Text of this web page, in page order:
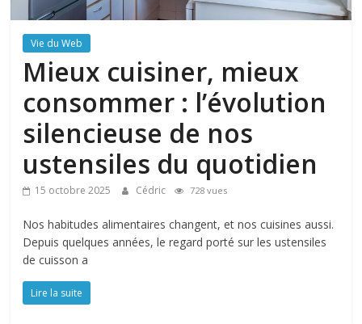
Vie du Web
Mieux cuisiner, mieux
consommer : l’évolution
silencieuse de nos
ustensiles du quotidien
15 octobre 2025 Cédric 728 vues
Nos habitudes alimentaires changent, et nos cuisines aussi.
Depuis quelques années, le regard porté sur les ustensiles
de cuisson a
Lire la suite